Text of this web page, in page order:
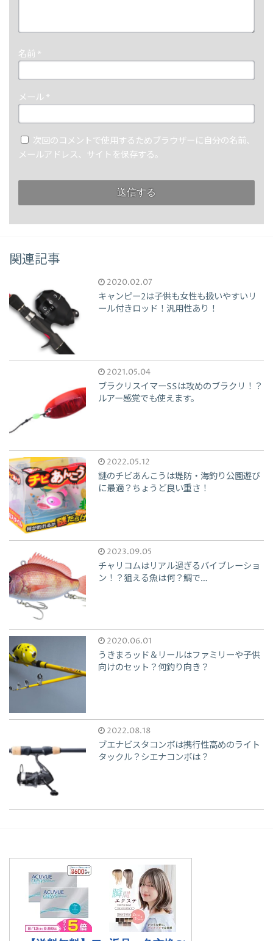
名前 *
メール *
次回のコメントで使用するためブラウザーに自分の名前、
メールアドレス、サイトを保存する。
関連記事
2020.02.07
キャンピー2は子供も女性も扱いやすいリ
ール付きロッド！汎用性あり！
2021.05.04
ブラクリスイマーSSは攻めのブラクリ！？
ルアー感覚でも使えます。
2022.05.12
謎のチビあんこうは堤防・海釣り公園遊び
に最適？ちょうど良い重さ！
2023.09.05
チャリコムはリアル過ぎるバイブレーショ
ン！？狙える魚は何？鯛で…
2020.06.01
うきまろッド＆リールはファミリーや子供
向けのセット？何釣り向き？
2022.08.18
ブエナビスタコンボは携行性高めのライト
タックル？シエナコンボは？